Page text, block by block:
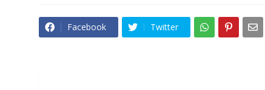
Facebook Twitter